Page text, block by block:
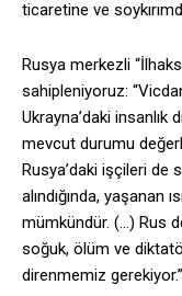
ticaretine ve
Rusya merkezli
sahipleniyoruz:
Ukrayna’daki insanlık
mevcut durumu
Rusya’daki işçileri de
alındığında, yaşanan
mümkündür. (…) Rus
soğuk, ölüm ve
direnmemiz gerekiyor.”